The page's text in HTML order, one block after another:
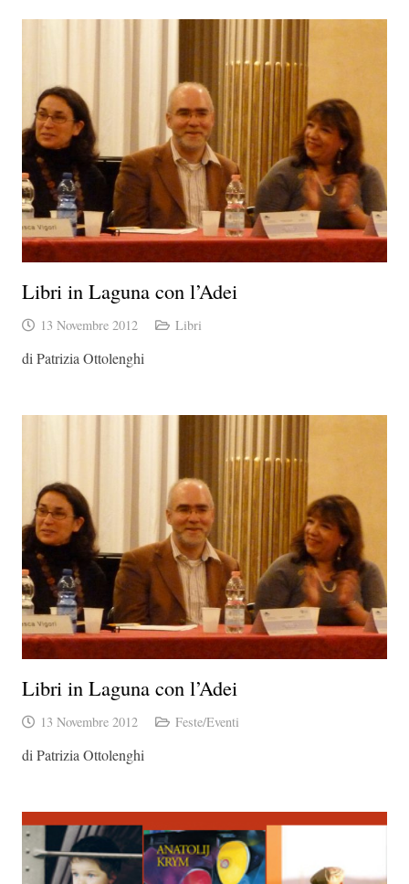
Libri in Laguna con l’Adei
13 Novembre 2012 Libri
di Patrizia Ottolenghi
Libri in Laguna con l’Adei
13 Novembre 2012 Feste/Eventi
di Patrizia Ottolenghi